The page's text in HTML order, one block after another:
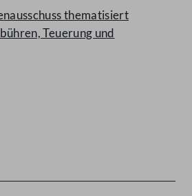
thematisiert
Teuerung und